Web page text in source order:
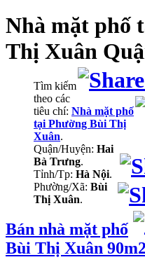
Nhà mặt phố
Thị Xuân
Tìm kiếm
theo các
tiêu chí: Nhà mặt phố
tại Phường Bùi Thị
Xuân.
Quận/Huyện: Hai
Bà Trưng.
Tỉnh/Tp: Hà Nội.
Phường/Xã: Bùi
Thị Xuân.
Bán nhà mặt phố
Bùi Thị Xuân